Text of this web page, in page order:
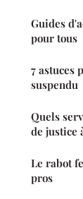
Guides
pour tous
7 astuces
suspendu
Quels
de justice
Le rabot
pros